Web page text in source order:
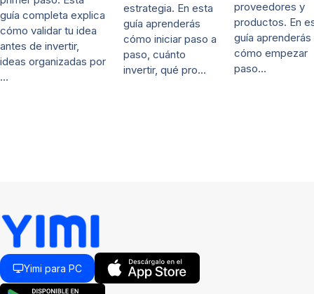
guía completa explica
cómo validar tu idea
antes de invertir,
ideas organizadas por
…
estrategia. En esta
guía aprenderás
cómo iniciar paso a
paso, cuánto
invertir, qué pro…
proveedores y
productos. En
guía aprenderás
cómo empezar
paso…
Yimi para PC